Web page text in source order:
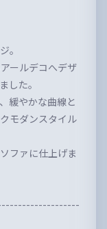
。
ールデコへデザ
した。
緩やかな曲線と
モダンスタイル
ファに仕上げま